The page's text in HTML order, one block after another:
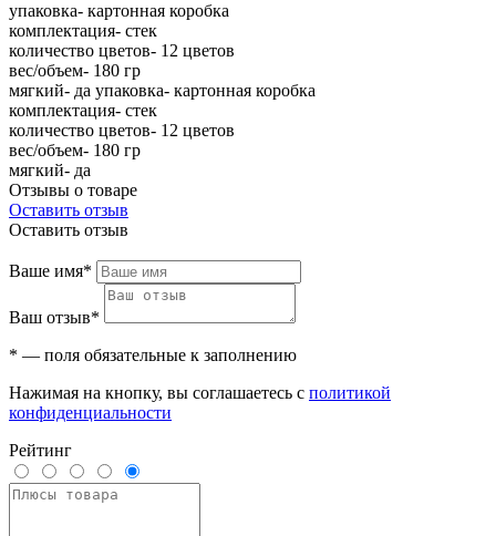
упаковка- картонная коробка
комплектация- стек
количество цветов- 12 цветов
вес/объем- 180 гр
мягкий- да упаковка- картонная коробка
комплектация- стек
количество цветов- 12 цветов
вес/объем- 180 гр
мягкий- да
Отзывы о товаре
Оставить отзыв
Оставить отзыв
Ваше имя*
Ваш отзыв*
* — поля обязательные к заполнению
Нажимая на кнопку, вы соглашаетесь с политикой
конфиденциальности
Рейтинг